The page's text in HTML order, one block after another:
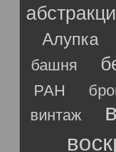
Алупка
башня
РАН
винтаж